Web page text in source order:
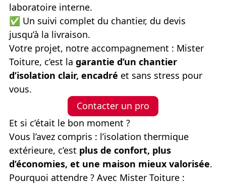
laboratoire interne.
✅ Un suivi complet du chantier, du devis
jusqu’à la livraison.
Votre projet, notre accompagnement : Mister
Toiture, c’est la garantie d’un chantier
d’isolation clair, encadré et sans stress pour
vous.
Contacter un pro
Et si c’était le bon moment ?
Vous l’avez compris : l’isolation thermique
extérieure, c’est plus de confort, plus
d’économies, et une maison mieux valorisée.
Pourquoi attendre ? Avec Mister Toiture :